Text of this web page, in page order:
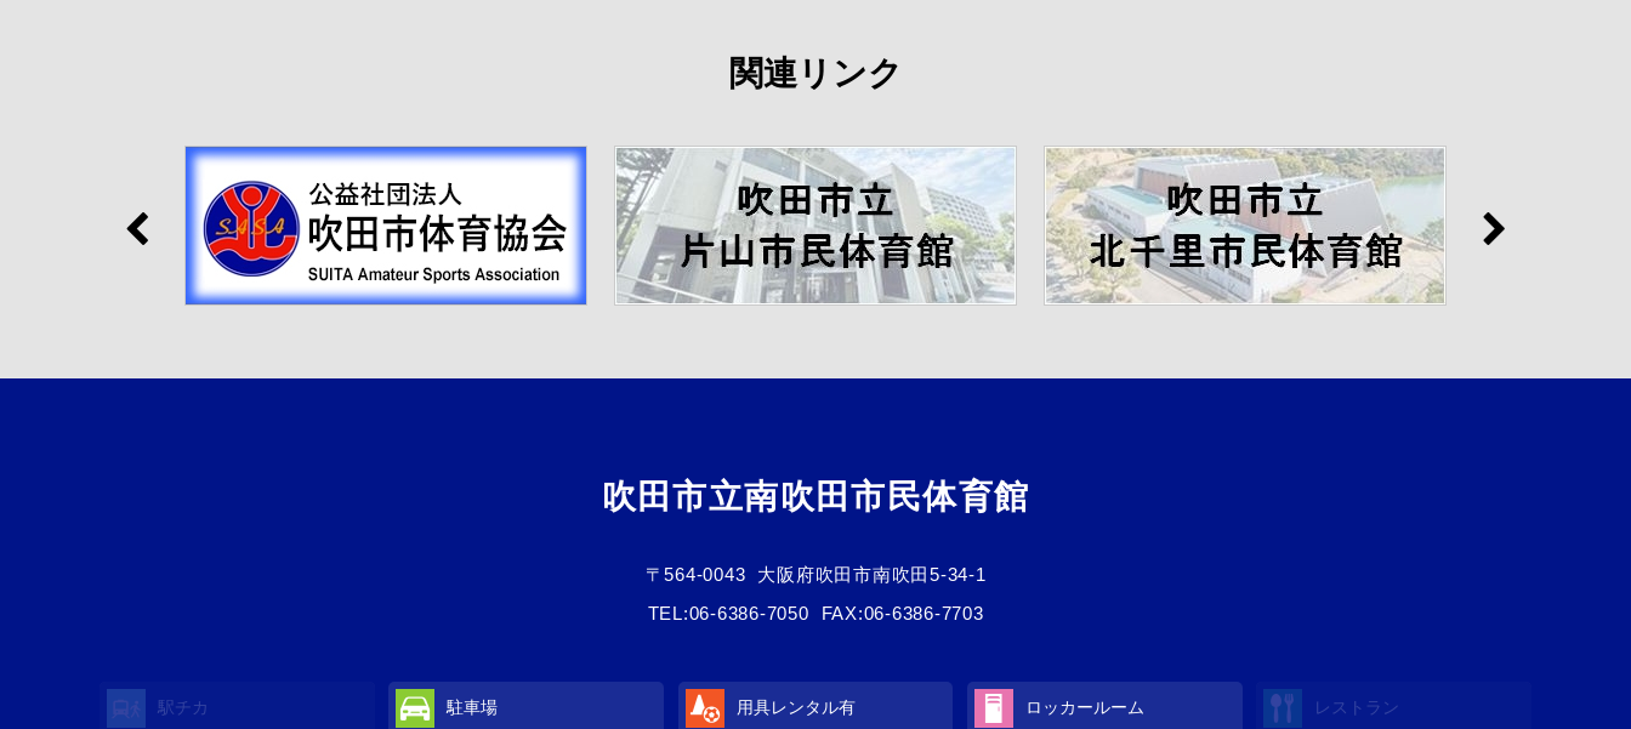
関連リンク
吹田市立南吹田市民体育館
〒564-0043
大阪府吹田市南吹田5-34-1
TEL:06-6386-7050 FAX:06-6386-7703
駅チカ 駐車場 用具レンタル有 ロッカールーム レストラン